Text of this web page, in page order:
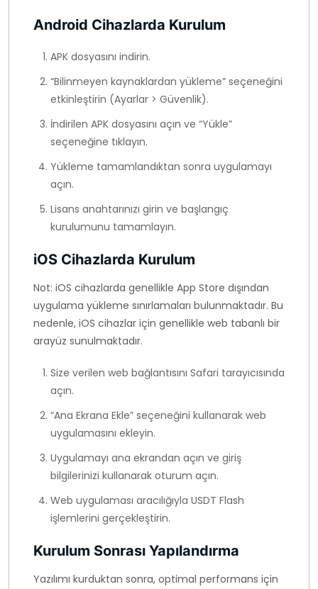
Android Cihazlarda Kurulum
APK dosyasını indirin.
“Bilinmeyen kaynaklardan yükleme” seçeneğini
etkinleştirin (Ayarlar > Güvenlik).
İndirilen APK dosyasını açın ve “Yükle”
seçeneğine tıklayın.
Yükleme tamamlandıktan sonra uygulamayı
açın.
Lisans anahtarınızı girin ve başlangıç
kurulumunu tamamlayın.
iOS Cihazlarda Kurulum
Not: iOS cihazlarda genellikle App Store dışından
uygulama yükleme sınırlamaları bulunmaktadır. Bu
nedenle, iOS cihazlar için genellikle web tabanlı bir
arayüz sunulmaktadır.
Size verilen web bağlantısını Safari tarayıcısında
açın.
“Ana Ekrana Ekle” seçeneğini kullanarak web
uygulamasını ekleyin.
Uygulamayı ana ekrandan açın ve giriş
bilgilerinizi kullanarak oturum açın.
Web uygulaması aracılığıyla USDT Flash
işlemlerini gerçekleştirin.
Kurulum Sonrası Yapılandırma
Yazılımı kurduktan sonra, optimal performans için